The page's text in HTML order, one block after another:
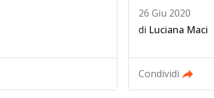
26 Giu 2020
di Luciana Maci
Condividi